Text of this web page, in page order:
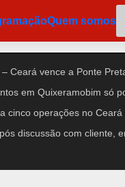
Quem somos
– Ceará vence a Ponte
em Quixeramobim só
cinco operações no
discussão com cliente,